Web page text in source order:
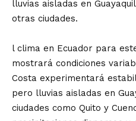
lluvias aisladas en
otras ciudades.
l clima en Ecuador para
mostrará condiciones
Costa experimentará
pero lluvias aisladas en
ciudades como Quito y